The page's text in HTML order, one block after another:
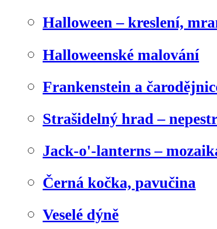
Halloween – kreslení,
Halloweenské malování
Frankenstein a
Strašidelný hrad –
Jack-o'-lanterns –
Černá kočka, pavučina
Veselé dýně